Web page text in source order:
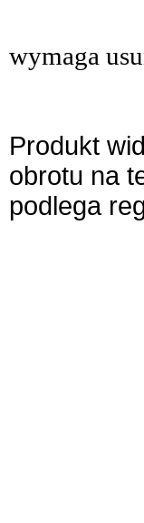
wymaga
Produkt
obrotu na
podlega